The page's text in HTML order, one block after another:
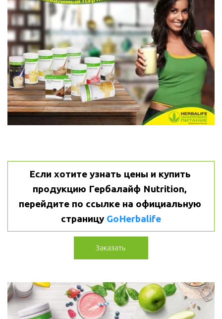
Если хотите узнать цены и купить
продукцию Гербалайф Nutrition,
перейдите по ссылке на официальную
страницу GoHerbalife
Заказать